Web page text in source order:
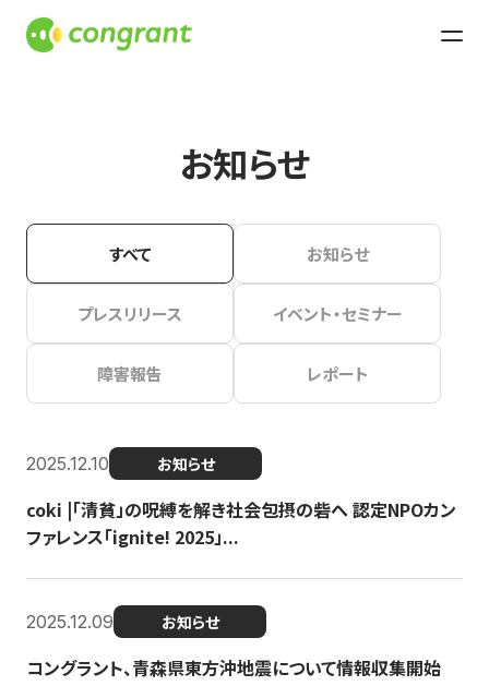
お知らせ
すべて お知らせ
プレスリリース イベント・セミナー
障害報告 レポート
2025.12.10 お知らせ
coki |「清貧」の呪縛を解き社会包摂の砦へ 認定NPOカン
ファレンス「ignite! 2025」...
2025.12.09 お知らせ
コングラント、青森県東方沖地震について情報収集開始